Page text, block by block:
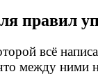
правил
всё
между ними